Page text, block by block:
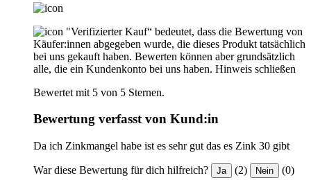
"Verifizierter Kauf“ bedeutet, dass die Bewertung von
Käufer:innen abgegeben wurde, die dieses Produkt tatsächlich
bei uns gekauft haben. Bewerten können aber grundsätzlich
alle, die ein Kundenkonto bei uns haben. Hinweis schließen
Bewertet mit 5 von 5 Sternen.
Bewertung verfasst von Kund:in
Da ich Zinkmangel habe ist es sehr gut das es Zink 30 gibt
War diese Bewertung für dich hilfreich? Ja (2) Nein (0)